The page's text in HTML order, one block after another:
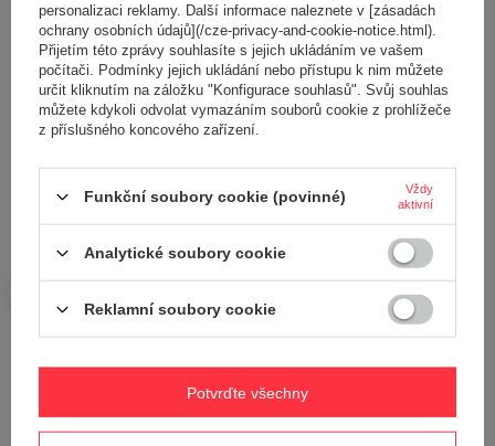
Přidejte vlastní obrázek produktu:
Váš e-mail
POLOŽIT OTÁZKU
personalizaci reklamy. Další informace naleznete v [zásadách
ochrany osobních údajů](/cze-privacy-and-cookie-notice.html).
Přijetím této zprávy souhlasíte s jejich ukládáním ve vašem
počítači. Podmínky jejich ukládání nebo přístupu k nim můžete
určit kliknutím na záložku "Konfigurace souhlasů". Svůj souhlas
můžete kdykoli odvolat vymazáním souborů cookie z prohlížeče
z příslušného koncového zařízení.
Funkční soubory cookie (povinné)
Vždy
aktivní
Analytické soubory cookie
Reklamní soubory cookie
Potvrďte všechny